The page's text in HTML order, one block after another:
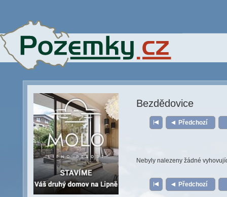
Bezdědovice
Předchozí
Nebyly nalezeny žádné
Předchozí